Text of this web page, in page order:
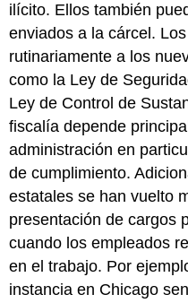
ilícito. Ellos también
enviados a la cárcel.
rutinariamente a los
como la Ley de
Ley de Control de
fiscalía depende
administración en
de cumplimiento.
estatales se han vuelto
presentación de cargos
cuando los empleados
en el trabajo. Por
instancia en Chicago